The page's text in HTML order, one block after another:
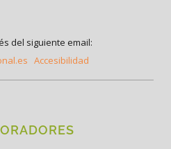
del siguiente email:
Accesibilidad